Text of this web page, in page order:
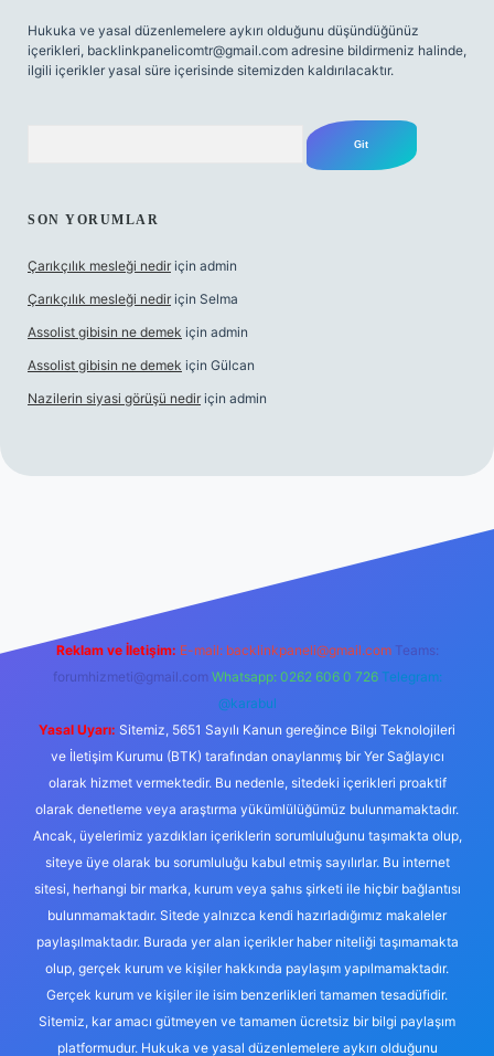
Hukuka ve yasal düzenlemelere aykırı olduğunu düşündüğünüz
içerikleri, backlinkpanelicomtr@gmail.com adresine bildirmeniz halinde,
ilgili içerikler yasal süre içerisinde sitemizden kaldırılacaktır.
SON YORUMLAR
Çarıkçılık mesleği nedir için admin
Çarıkçılık mesleği nedir için Selma
Assolist gibisin ne demek için admin
Assolist gibisin ne demek için Gülcan
Nazilerin siyasi görüşü nedir için admin
Reklam ve İletişim: E-mail: backlinkpaneli@gmail.com Teams:
forumhizmeti@gmail.com Whatsapp: 0262 606 0 726 Telegram:
@karabul
Yasal Uyarı: Sitemiz, 5651 Sayılı Kanun gereğince Bilgi Teknolojileri
ve İletişim Kurumu (BTK) tarafından onaylanmış bir Yer Sağlayıcı
olarak hizmet vermektedir. Bu nedenle, sitedeki içerikleri proaktif
olarak denetleme veya araştırma yükümlülüğümüz bulunmamaktadır.
Ancak, üyelerimiz yazdıkları içeriklerin sorumluluğunu taşımakta olup,
siteye üye olarak bu sorumluluğu kabul etmiş sayılırlar. Bu internet
sitesi, herhangi bir marka, kurum veya şahıs şirketi ile hiçbir bağlantısı
bulunmamaktadır. Sitede yalnızca kendi hazırladığımız makaleler
paylaşılmaktadır. Burada yer alan içerikler haber niteliği taşımamakta
olup, gerçek kurum ve kişiler hakkında paylaşım yapılmamaktadır.
Gerçek kurum ve kişiler ile isim benzerlikleri tamamen tesadüfidir.
Sitemiz, kar amacı gütmeyen ve tamamen ücretsiz bir bilgi paylaşım
platformudur. Hukuka ve yasal düzenlemelere aykırı olduğunu